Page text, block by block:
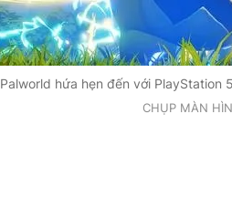
Palworld hứa hẹn đến với PlayStation
CHỤP MÀN